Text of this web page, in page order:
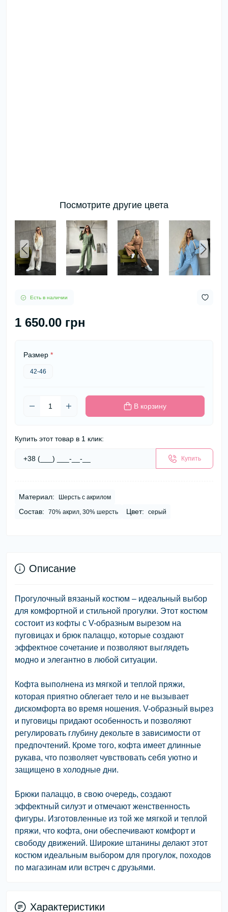
Посмотрите другие цвета
Есть в наличии
1 650.00 грн
Размер *
42-46
В корзину
Купить этот товар в 1 клик:
Купить
Материал: Шерсть с акрилом
Состав: 70% акрил, 30% шерсть Цвет: серый
Описание
Прогулочный вязаный костюм – идеальный выбор
для комфортной и стильной прогулки. Этот костюм
состоит из кофты с V-образным вырезом на
пуговицах и брюк палаццо, которые создают
эффектное сочетание и позволяют выглядеть
модно и элегантно в любой ситуации.
Кофта выполнена из мягкой и теплой пряжи,
которая приятно облегает тело и не вызывает
дискомфорта во время ношения. V-образный вырез
и пуговицы придают особенность и позволяют
регулировать глубину декольте в зависимости от
предпочтений. Кроме того, кофта имеет длинные
рукава, что позволяет чувствовать себя уютно и
защищено в холодные дни.
Брюки палаццо, в свою очередь, создают
эффектный силуэт и отмечают женственность
фигуры. Изготовленные из той же мягкой и теплой
пряжи, что кофта, они обеспечивают комфорт и
свободу движений. Широкие штанины делают этот
костюм идеальным выбором для прогулок, походов
по магазинам или встреч с друзьями.
Характеристики